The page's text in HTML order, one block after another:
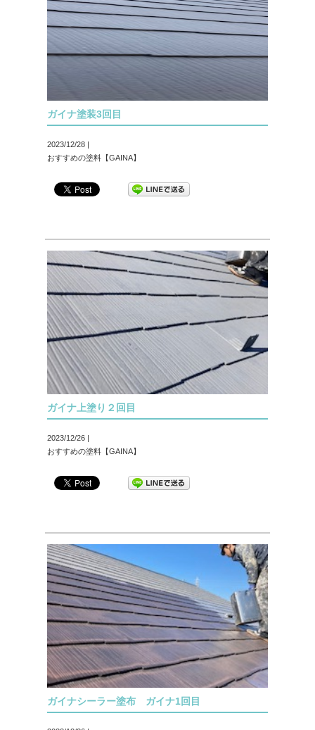
ガイナ塗装3回目
2023/12/28 |
おすすめの塗料【GAINA】
ガイナ上塗り２回目
2023/12/26 |
おすすめの塗料【GAINA】
ガイナシーラー塗布 ガイナ1回目